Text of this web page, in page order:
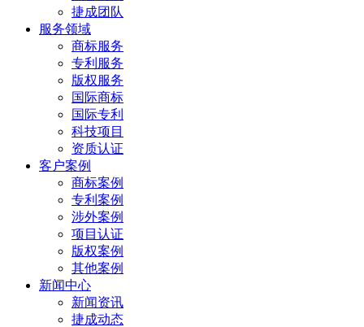
捷成团队
服务领域
商标服务
专利服务
版权服务
国际商标
国际专利
科技项目
资质认证
客户案例
商标案例
专利案例
涉外案例
项目认证
版权案例
其他案例
新闻中心
新闻资讯
捷成动态